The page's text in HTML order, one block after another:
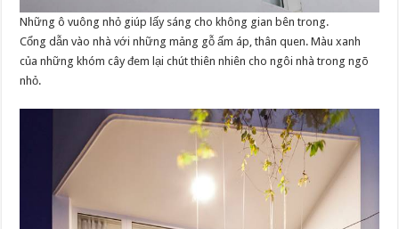
Những ô vuông nhỏ giúp lấy sáng cho không gian bên trong.
Cổng dẫn vào nhà với những mảng gỗ ấm áp, thân quen. Màu xanh
của những khóm cây đem lại chút thiên nhiên cho ngôi nhà trong ngõ
nhỏ.